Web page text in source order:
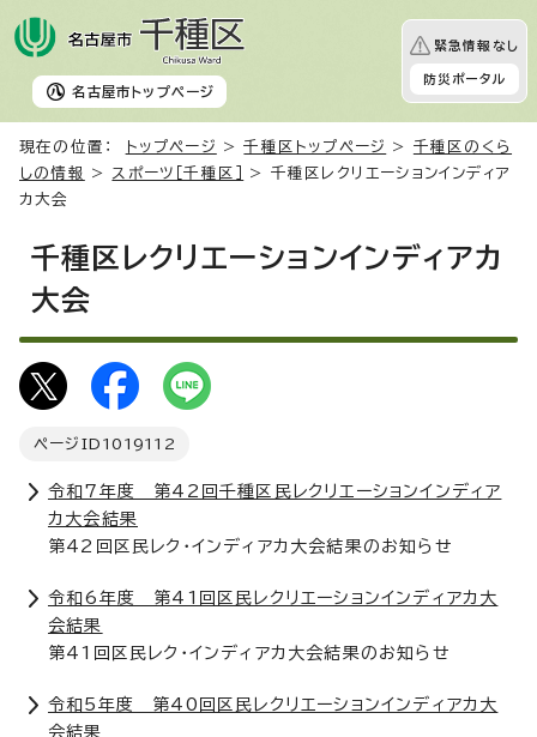
名古屋市 トップページ
緊急情報なし
防災ポータル
現在の位置： トップページ >千種区トップページ > 千種区のくら
しの情報
> スポーツ［千種区］
> 千種区レクリエーションインディア
カ大会
千種区レクリエーションインディアカ
大会
ページID 1019112
令和7年度 第42回千種区民レクリエーションインディア
カ大会結果
第42回区民レク・インディアカ大会結果のお知らせ
令和6年度 第41回区民レクリエーションインディアカ大
会結果
第41回区民レク・インディアカ大会結果のお知らせ
令和5年度 第40回区民レクリエーションインディアカ大
会結果